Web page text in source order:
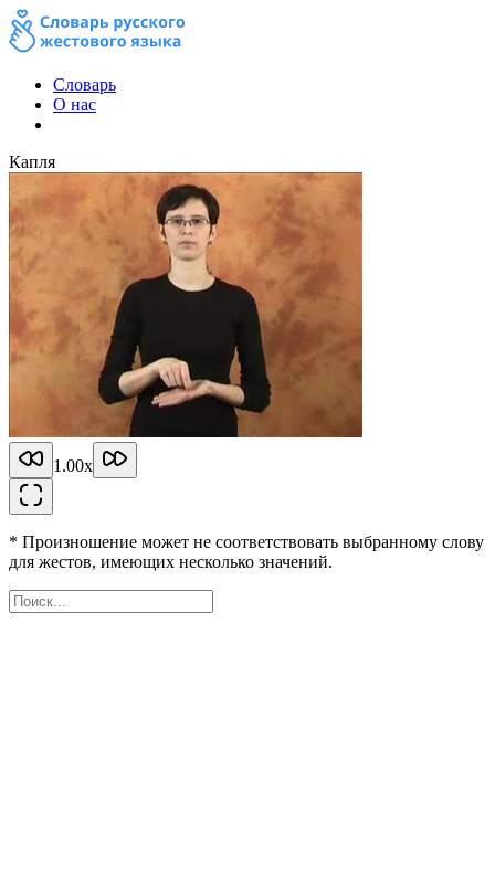
Словарь
О нас
Капля
1.00x
* Произношение может не соответствовать выбранному слову
для жестов, имеющих несколько значений.